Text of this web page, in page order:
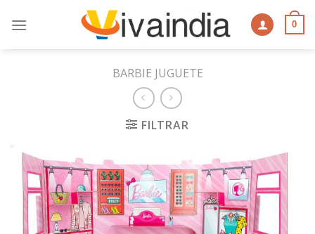
0
BARBIE JUGUETE
FILTRAR